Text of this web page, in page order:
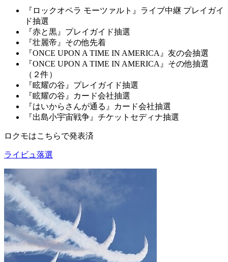
『ロックオペラ モーツァルト』ライブ中継 プレイガイ
ド抽選
『赤と黒』プレイガイド抽選
『壮麗帝』その他先着
『ONCE UPON A TIME IN AMERICA』友の会抽選
『ONCE UPON A TIME IN AMERICA』その他抽選
（２件）
『眩耀の谷』プレイガイド抽選
『眩耀の谷』カード会社抽選
『はいからさんが通る』カード会社抽選
『出島小宇宙戦争』チケットセディナ抽選
ロクモはこちらで発表済
ライビュ落選